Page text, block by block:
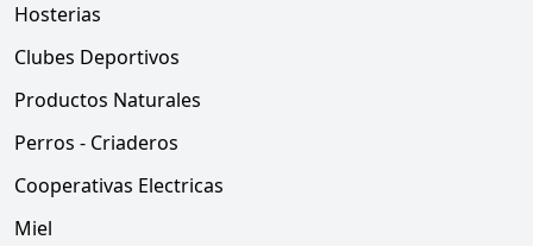
Hosterias
Clubes Deportivos
Productos Naturales
Perros - Criaderos
Cooperativas Electricas
Miel